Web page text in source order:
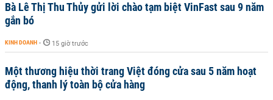
Bà Lê Thị Thu Thủy gửi lời chào tạm biệt VinFast sau 9 năm
gắn bó
KINH DOANH - 15 giờ trước
Một thương hiệu thời trang Việt đóng cửa sau 5 năm hoạt
động, thanh lý toàn bộ cửa hàng